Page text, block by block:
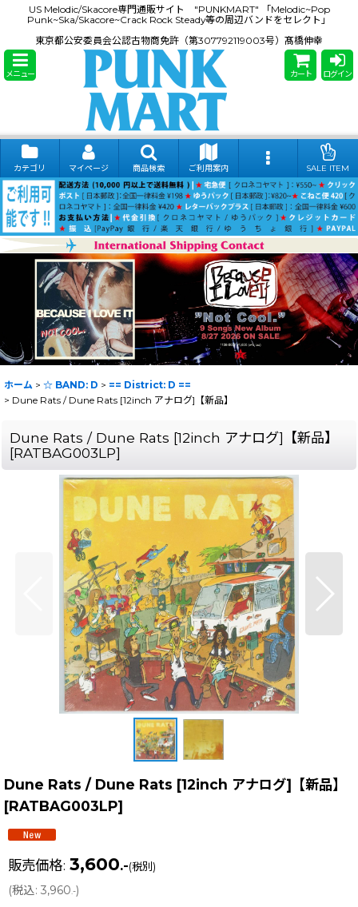
US Melodic/Skacore専門通販サイト "PUNKMART" 「Melodic~Pop
Punk~Ska/Skacore~Crack Rock Steady等の周辺バンドをセレクト」
東京都公安委員会公認古物商免許（第307792119003号）髙橋伸幸
メニュー カート ログイン
カテゴリ マイページ 商品検索 ご利用案内 SALE ITEM
ホーム > ☆ BAND: D > == District: D ==
> Dune Rats / Dune Rats [12inch アナログ]【新品】
Dune Rats / Dune Rats [12inch アナログ]【新品】
[RATBAG003LP]
Dune Rats / Dune Rats [12inch アナログ]【新品】
[RATBAG003LP]
販売価格: 3,600.-(税別)
(税込: 3,960.-)